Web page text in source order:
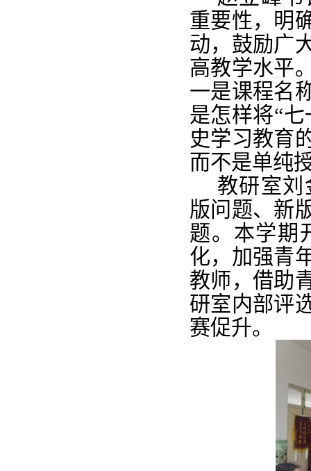
重要性，明
动，鼓励广
高教学水平
一是课程名
是怎样将“
史学习教育
而不是单纯
教研室
版问题、新
题。本学期
化，加强青
教师，借助
研室内部评
赛促升。